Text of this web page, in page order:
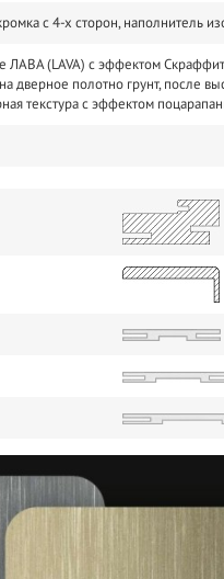
с 4-х сторон, наполнитель
ЛАВА (LAVA) с эффектом
дверное полотно грунт, после
текстура с эффектом